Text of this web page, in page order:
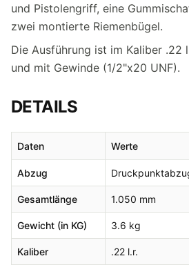
und Pistolengriff, eine
zwei montierte Riemenbügel.
Die Ausführung ist im Kaliber .22
und mit Gewinde (1/2"x20 UNF).
DETAILS
Daten Werte
Abzug
Gesamtlänge 1.050 mm
Gewicht (in KG) 3.6 kg
Kaliber .22 l.r.